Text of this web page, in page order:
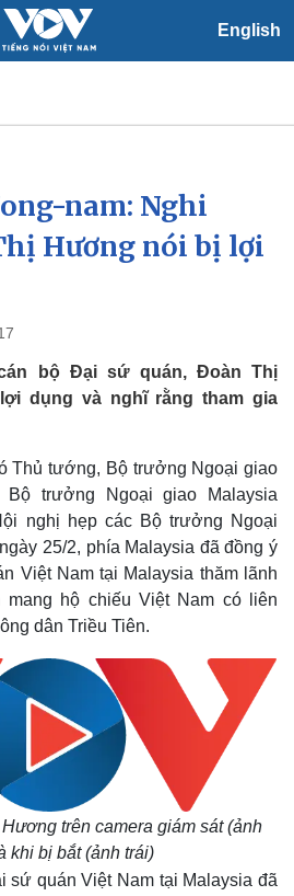
English
Xã hội
Tin 24h
Dự báo thời tiết
nam: Nghi
Hương nói bị lợi
bộ Đại sứ quán, Đoàn Thị
dụng và nghĩ rằng tham gia
Thủ tướng, Bộ trưởng Ngoại giao
trưởng Ngoại giao Malaysia
nghị hẹp các Bộ trưởng Ngoại
25/2, phía Malaysia đã đồng ý
Việt Nam tại Malaysia thăm lãnh
hộ chiếu Việt Nam có liên
dân Triều Tiên.
trên camera giám sát (ảnh
khi bị bắt (ảnh trái)
sứ quán Việt Nam tại Malaysia đã